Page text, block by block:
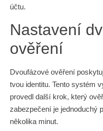
účtu.
Nastavení
ověření
Dvoufázové ověření
tvou identitu. Tento systém
provedl další krok, který
zabezpečení je jednoduchý
několika minut.